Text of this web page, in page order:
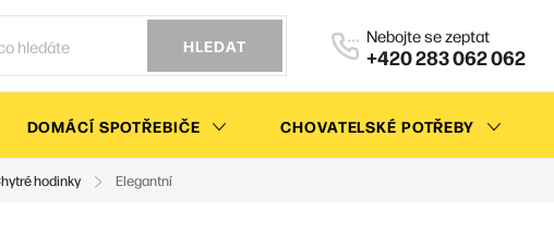
HLEDAT +420 283 062 062
DOMÁCÍ SPOTŘEBIČE CHOVATELSKÉ POTŘEBY
hodinky Elegantní